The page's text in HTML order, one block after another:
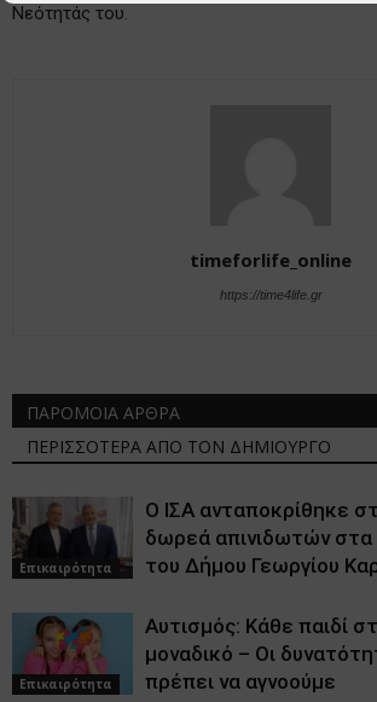
Νεότητάς του.
timeforlife_online
https://time4life.gr
ΠΑΡΟΜΟΙΑ ΑΡΘΡΑ
ΠΕΡΙΣΣΟΤΕΡΑ ΑΠΟ ΤΟΝ ΔΗΜΙΟΥΡΓΟ
Επικαιρότητα
Ο ΙΣΑ ανταποκρίθηκε
δωρεά απινιδωτών στα
του Δήμου Γεωργίου
Επικαιρότητα
Αυτισμός: Κάθε παιδί
μοναδικό – Οι
πρέπει να αγνοούμε